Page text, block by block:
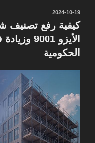
نُشر
في
2024-10-19
كيفية رفع تصنيف
الأيزو
الحكومية